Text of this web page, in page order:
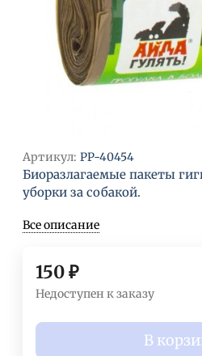
Артикул: PP-40454
Биоразлагаемые пакеты
уборки за собакой.
Все описание
150₽
Недоступен к заказу
В